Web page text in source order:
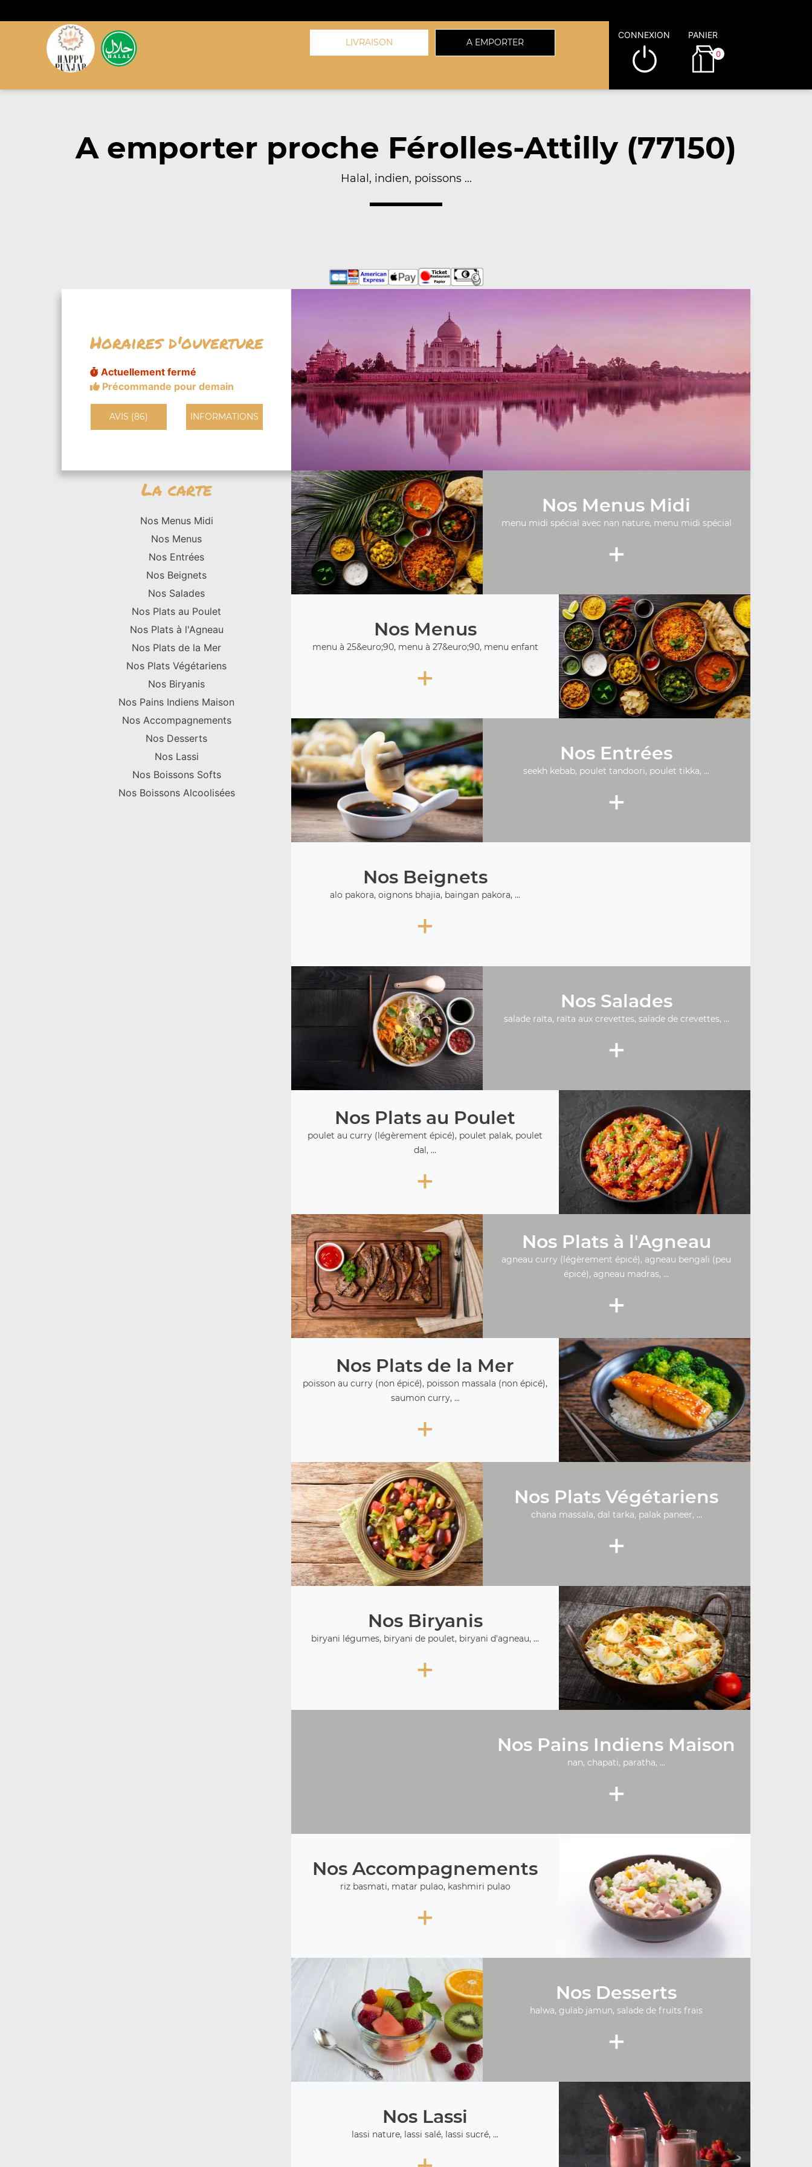
LIVRAISON A EMPORTER
CONNEXION PANIER
0
A emporter proche Férolles-Attilly (77150)
Halal, indien, poissons ...
Horaires d'ouverture
Actuellement fermé
Précommande pour demain
AVIS (86) INFORMATIONS
La carte
Nos Menus Midi
Nos Menus
Nos Entrées
Nos Beignets
Nos Salades
Nos Plats au Poulet
Nos Plats à l'Agneau
Nos Plats de la Mer
Nos Plats Végétariens
Nos Biryanis
Nos Pains Indiens Maison
Nos Accompagnements
Nos Desserts
Nos Lassi
Nos Boissons Softs
Nos Boissons Alcoolisées
Nos Menus Midi
menu midi spécial avec nan nature, menu midi spécial
+
Nos Menus
menu à 25&euro;90, menu à 27&euro;90, menu enfant
+
Nos Entrées
seekh kebab, poulet tandoori, poulet tikka, ...
+
Nos Beignets
alo pakora, oignons bhajia, baingan pakora, ...
+
Nos Salades
salade raïta, raïta aux crevettes, salade de crevettes, ...
+
Nos Plats au Poulet
poulet au curry (légèrement épicé), poulet palak, poulet
dal, ...
+
Nos Plats à l'Agneau
agneau curry (légèrement épicé), agneau bengali (peu
épicé), agneau madras, ...
+
Nos Plats de la Mer
poisson au curry (non épicé), poisson massala (non épicé),
saumon curry, ...
+
Nos Plats Végétariens
chana massala, dal tarka, palak paneer, ...
+
Nos Biryanis
biryani légumes, biryani de poulet, biryani d'agneau, ...
+
Nos Pains Indiens Maison
nan, chapati, paratha, ...
+
Nos Accompagnements
riz basmati, matar pulao, kashmiri pulao
+
Nos Desserts
halwa, gulab jamun, salade de fruits frais
+
Nos Lassi
lassi nature, lassi salé, lassi sucré, ...